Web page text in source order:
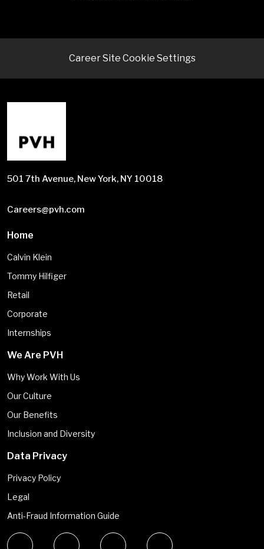
Career Site Cookie Settings
501 7th Avenue, New York, NY 10018
Careers@pvh.com
Home
Calvin Klein
Tommy Hilfiger
Retail
Corporate
Internships
We Are PVH
Why Work With Us
Our Culture
Our Benefits
Inclusion and Diversity
Data Privacy
Privacy Policy
Legal
Anti-Fraud Information Guide